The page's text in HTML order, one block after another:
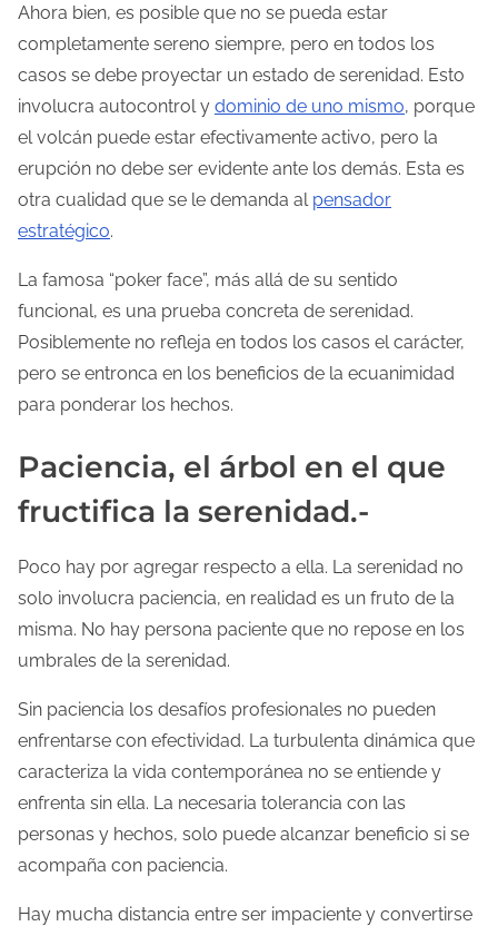
Ahora bien, es posible que no se pueda estar
completamente sereno siempre, pero en todos los
casos se debe proyectar un estado de serenidad. Esto
involucra autocontrol y dominio de uno mismo, porque
el volcán puede estar efectivamente activo, pero la
erupción no debe ser evidente ante los demás. Esta es
otra cualidad que se le demanda al pensador
estratégico.
La famosa “poker face”, más allá de su sentido
funcional, es una prueba concreta de serenidad.
Posiblemente no refleja en todos los casos el carácter,
pero se entronca en los beneficios de la ecuanimidad
para ponderar los hechos.
Paciencia, el árbol en el que
fructifica la serenidad.-
Poco hay por agregar respecto a ella. La serenidad no
solo involucra paciencia, en realidad es un fruto de la
misma. No hay persona paciente que no repose en los
umbrales de la serenidad.
Sin paciencia los desafíos profesionales no pueden
enfrentarse con efectividad. La turbulenta dinámica que
caracteriza la vida contemporánea no se entiende y
enfrenta sin ella. La necesaria tolerancia con las
personas y hechos, solo puede alcanzar beneficio si se
acompaña con paciencia.
Hay mucha distancia entre ser impaciente y convertirse